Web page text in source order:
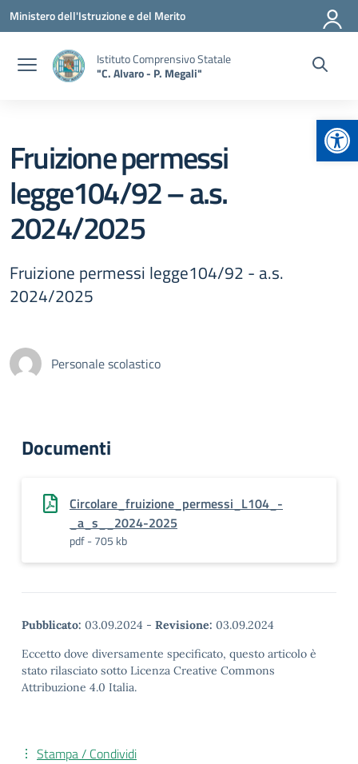
Vai ai contenuti
Vai al menu di navigazione
Vai al footer
Ministero dell'Istruzione e del Merito
Istituto Comprensivo Statale
"C. Alvaro - P. Megali"
Fruizione permessi
legge104/92 – a.s.
2024/2025
Fruizione permessi legge104/92 - a.s.
2024/2025
Personale scolastico
Documenti
Circolare_fruizione_permessi_L104_-
_a_s__2024-2025
pdf - 705 kb
Pubblicato: 03.09.2024 - Revisione: 03.09.2024
Eccetto dove diversamente specificato, questo articolo è
stato rilasciato sotto Licenza Creative Commons
Attribuzione 4.0 Italia.
Stampa / Condividi